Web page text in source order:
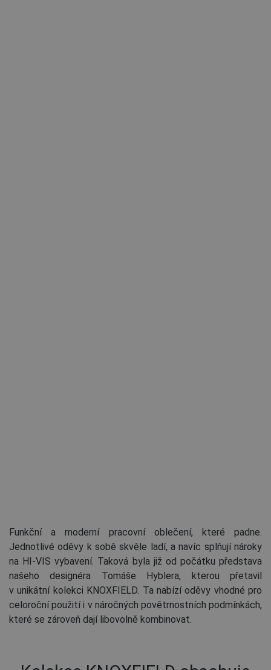
Funkční a moderní pracovní oblečení, které padne.
Jednotlivé oděvy k sobě skvěle ladí, a navíc splňují nároky
na HI-VIS vybavení. Taková byla již od počátku představa
našeho designéra Tomáše Hyblera, kterou přetavil
v unikátní kolekci KNOXFIELD. Ta nabízí oděvy vhodné pro
celoroční použití i v náročných povětrnostních podmínkách,
které se zároveň dají libovolně kombinovat.